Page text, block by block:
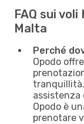
FAQ sui
Malta
Perché
Opodo
Opodo è
prenotare